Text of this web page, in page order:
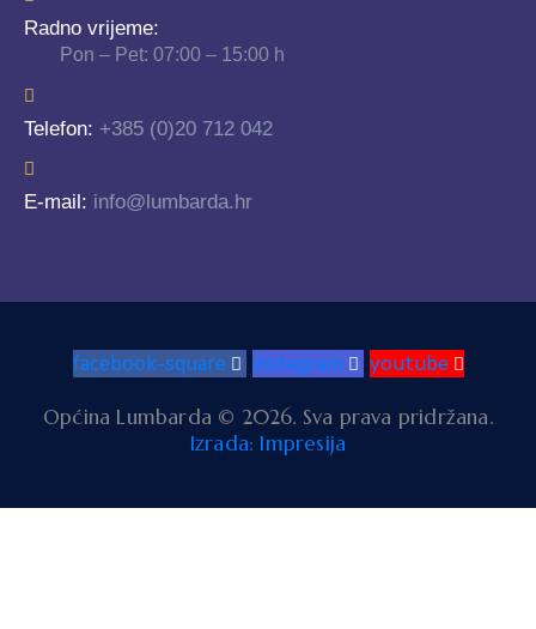
Radno vrijeme:
Pon – Pet: 07:00 – 15:00 h
Telefon: +385 (0)20 712 042
E-mail: info@lumbarda.hr
facebook-square instagram youtube
Općina Lumbarda © 2026. Sva prava pridržana.
Izrada: Impresija